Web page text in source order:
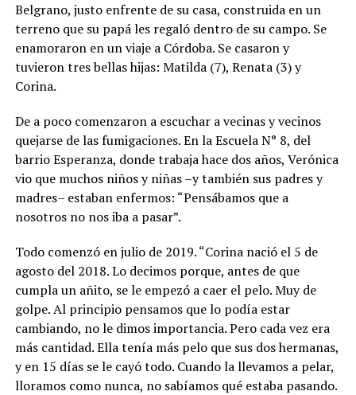
Belgrano, justo enfrente de su casa, construida en un
terreno que su papá les regaló dentro de su campo. Se
enamoraron en un viaje a Córdoba. Se casaron y
tuvieron tres bellas hijas: Matilda (7), Renata (3) y
Corina.
De a poco comenzaron a escuchar a vecinas y vecinos
quejarse de las fumigaciones. En la Escuela N° 8, del
barrio Esperanza, donde trabaja hace dos años, Verónica
vio que muchos niños y niñas –y también sus padres y
madres– estaban enfermos: “Pensábamos que a
nosotros no nos iba a pasar”.
Todo comenzó en julio de 2019. “Corina nació el 5 de
agosto del 2018. Lo decimos porque, antes de que
cumpla un añito, se le empezó a caer el pelo. Muy de
golpe. Al principio pensamos que lo podía estar
cambiando, no le dimos importancia. Pero cada vez era
más cantidad. Ella tenía más pelo que sus dos hermanas,
y en 15 días se le cayó todo. Cuando la llevamos a pelar,
lloramos como nunca, no sabíamos qué estaba pasando.